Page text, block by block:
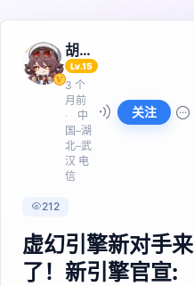
胡桃
Lv.15
3 个
月前
中
国–湖
北–武
汉 电
信
关注
212
虚幻引擎新对手来
了！新引擎官宣: